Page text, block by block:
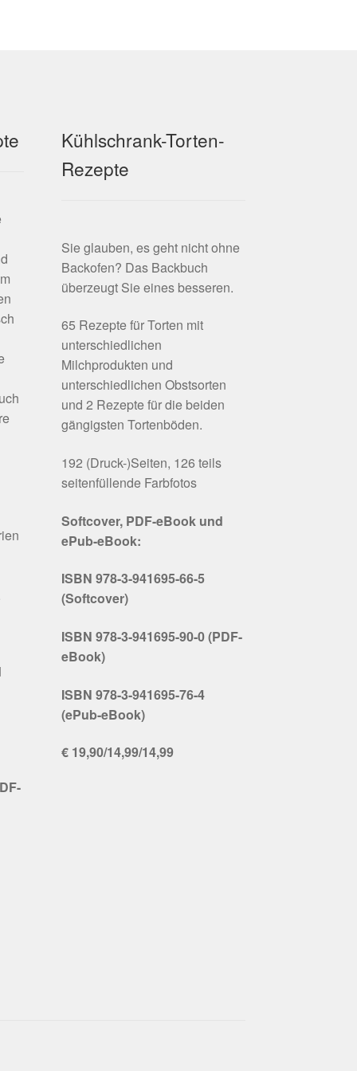
Kühlschrank-Torten-
Rezepte
Sie glauben, es geht nicht ohne
Backofen? Das Backbuch
überzeugt Sie eines besseren.
65 Rezepte für Torten mit
unterschiedlichen
Milchprodukten und
unterschiedlichen Obstsorten
und 2 Rezepte für die beiden
gängigsten Tortenböden.
192 (Druck-)Seiten, 126 teils
seitenfüllende Farbfotos
Softcover, PDF-eBook und
ePub-eBook:
ISBN 978-3-941695-66-5
(Softcover)
ISBN 978-3-941695-90-0 (PDF-
eBook)
ISBN 978-3-941695-76-4
(ePub-eBook)
€ 19,90/14,99/14,99